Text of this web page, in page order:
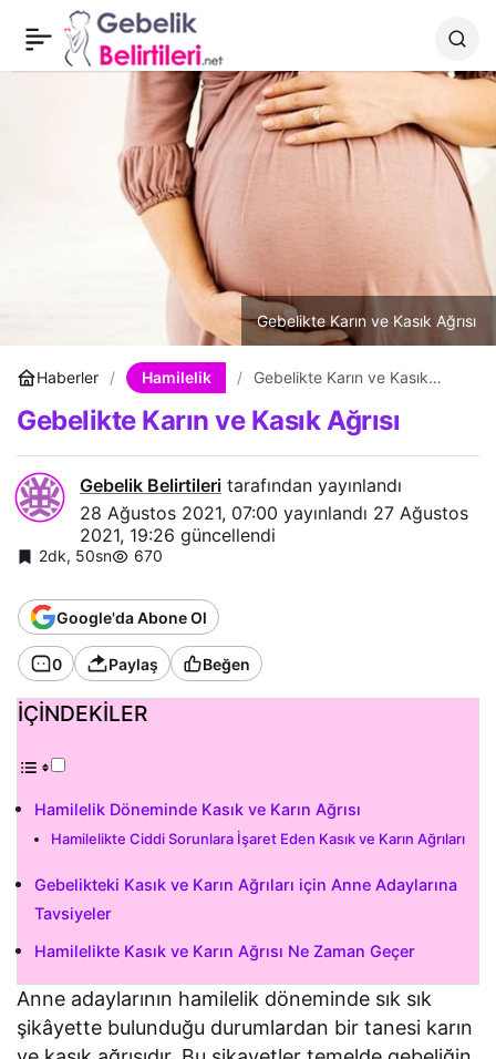
Gebelikte Karın ve Kasık Ağrısı
Haberler Hamilelik
Gebelikte Karın ve Kasık
Gebelikte Karın ve Kasık Ağrısı
Gebelik Belirtileri tarafından yayınlandı
28 Ağustos 2021, 07:00 yayınlandı 27 Ağustos
2021, 19:26 güncellendi
2dk, 50sn 670
Google'da Abone Ol
0 Paylaş Beğen
İÇİNDEKİLER
Hamilelik Döneminde Kasık ve Karın Ağrısı
Hamilelikte Ciddi Sorunlara İşaret Eden Kasık ve Karın Ağrıları
Gebelikteki Kasık ve Karın Ağrıları için Anne Adaylarına
Tavsiyeler
Hamilelikte Kasık ve Karın Ağrısı Ne Zaman Geçer
Anne adaylarının hamilelik döneminde sık sık
şikâyette bulunduğu durumlardan bir tanesi karın
Gebelikte Bacak
Ağrısının Nedenleri
Paylaş